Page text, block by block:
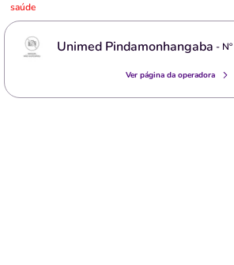
saúde
Unimed Pindamonhangaba - Nº
Ver página da operadora